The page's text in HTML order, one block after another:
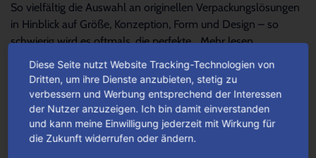
So vielfältig die Auswahl an originellen Verpackungslösungen
in Hinblick auf Größe, Konzeption, Form und Design – so
schwierig wird es oftmals, die perfekte...Mehr lesen
Verpackungen einfach konfigurieren
Je nach Verpackungstyp kannst du ganz einfach deine
Wunschverpackung nach bestimmten Auswahlkriterien
Diese Seite nutzt Website Tracking-Technologien von
Dritten, um ihre Dienste anzubieten, stetig zu
verbessern und Werbung entsprechend der Interessen
der Nutzer anzuzeigen. Ich bin damit einverstanden
und kann meine Einwilligung jederzeit mit Wirkung für
die Zukunft widerrufen oder ändern.